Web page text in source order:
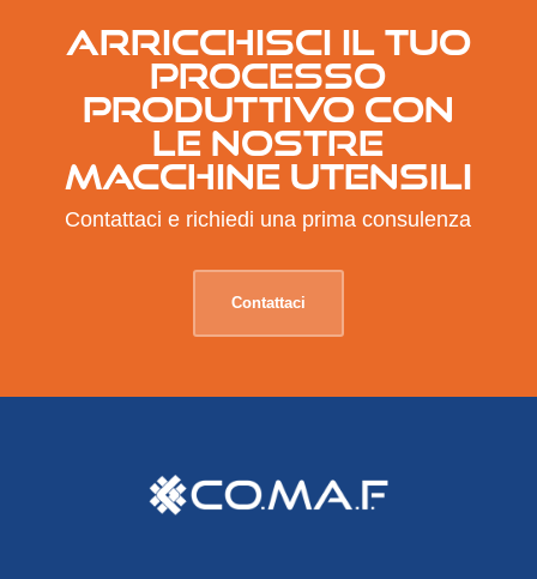
ARRICCHISCI IL TUO
PROCESSO
PRODUTTIVO CON
LE NOSTRE
MACCHINE UTENSILI
Contattaci e richiedi una prima consulenza
Contattaci